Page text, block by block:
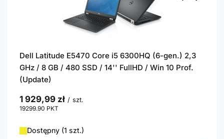
Dell Latitude E5470 Core i5 6300HQ (6-gen.) 2,3
GHz / 8 GB / 480 SSD / 14'' FullHD / Win 10 Prof.
(Update)
1 929,99 zł / szt.
19299.90 PKT
Dostępny (1 szt.)